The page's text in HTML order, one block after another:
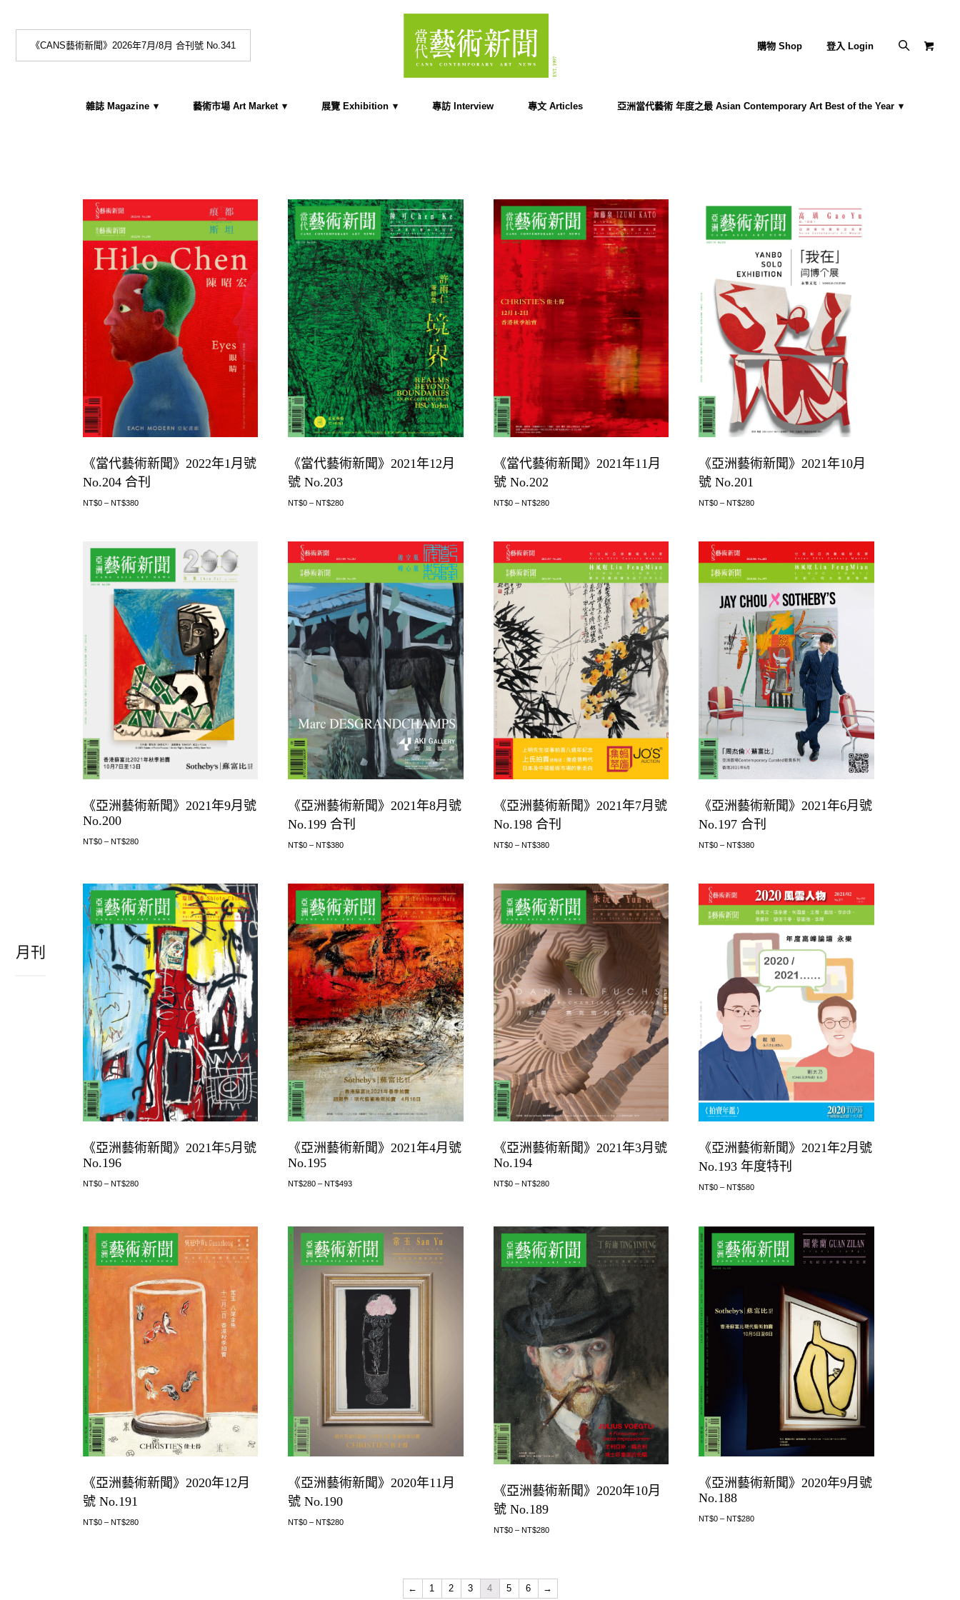
《CANS藝術新聞》2026年7月/8月 合刊號 No.341 購物 Shop 登入 Login
雜誌 Magazine 藝術市場 Art Market 展覽 Exhibition 專訪 Interview 專文 Articles 亞洲當代藝術 年度之最 Asian Contemporary Art Best of the Year
月刊
《當代藝術新聞》2022年1月號
No.204 合刊
NT$0 – NT$380
《當代藝術新聞》2021年12月
號 No.203
NT$0 –NT$280
《當代藝術新聞》2021年11月
號 No.202
NT$0– NT$280
《亞洲藝術新聞》2021年10月
號 No.201
NT$0 –NT$280
《亞洲藝術新聞》2021年9月號
No.200
NT$0 – NT$280
《亞洲藝術新聞》2021年8月號
No.199 合刊
NT$0 –NT$380
《亞洲藝術新聞》2021年7月號
No.198 合刊
NT$0– NT$380
《亞洲藝術新聞》2021年6月號
No.197 合刊
NT$0 –NT$380
《亞洲藝術新聞》2021年5月號
No.196
NT$0 – NT$280
《亞洲藝術新聞》2021年4月號
No.195
NT$280 –NT$493
《亞洲藝術新聞》2021年3月號
No.194
NT$0– NT$280
《亞洲藝術新聞》2021年2月號
No.193 年度特刊
NT$0 – NT$580
《亞洲藝術新聞》2020年12月
號 No.191
NT$0 – NT$280
《亞洲藝術新聞》2020年11月
號 No.190
NT$0 –NT$280
《亞洲藝術新聞》2020年10月
號 No.189
NT$0– NT$280
《亞洲藝術新聞》2020年9月號
No.188
NT$0 –NT$280
← 1 2 3 4 5 6 →